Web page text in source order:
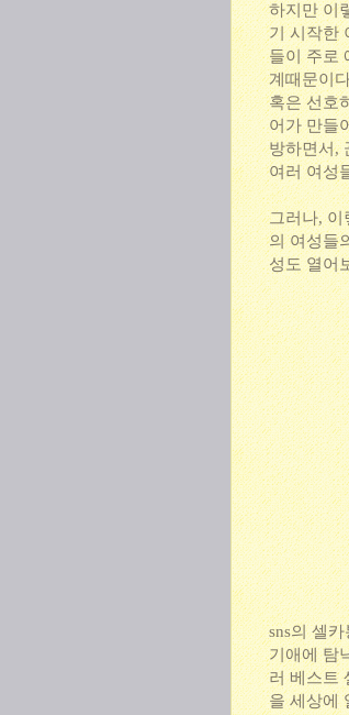
하지만 이
기 시작한
들이 주로
계때문이
혹은 선호
어가 만들
방하면서,
여러 여성
그러나, 이
의 여성들
성도 열어
sns의 셀
기애에 탐
러 베스트
을 세상에